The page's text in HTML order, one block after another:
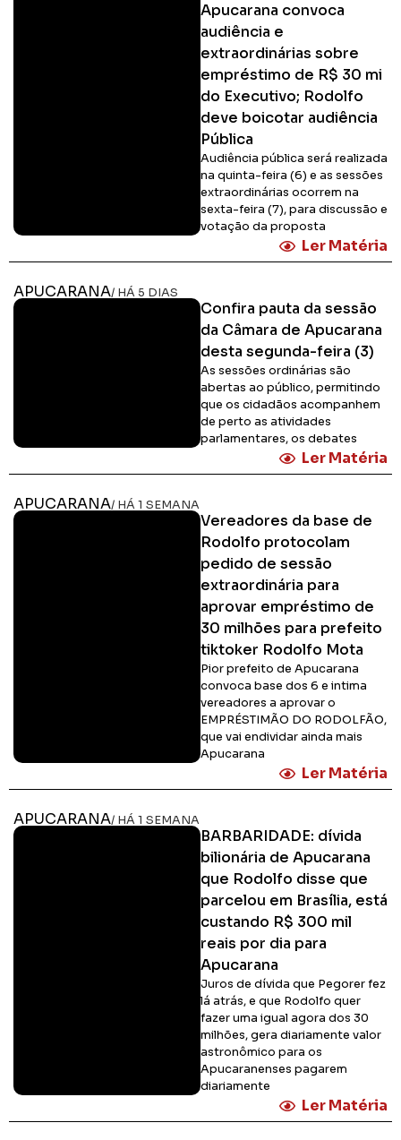
Apucarana convoca
audiência e
extraordinárias sobre
empréstimo de R$ 30 mi
do Executivo; Rodolfo
deve boicotar audiência
Pública
Audiência pública será realizada
na quinta-feira (6) e as sessões
extraordinárias ocorrem na
sexta-feira (7), para discussão e
votação da proposta
Ler Matéria
APUCARANA/ HÁ 5 DIAS
Confira pauta da sessão
da Câmara de Apucarana
desta segunda-feira (3)
As sessões ordinárias são
abertas ao público, permitindo
que os cidadãos acompanhem
de perto as atividades
parlamentares, os debates
Ler Matéria
APUCARANA/ HÁ 1 SEMANA
Vereadores da base de
Rodolfo protocolam
pedido de sessão
extraordinária para
aprovar empréstimo de
30 milhões para prefeito
tiktoker Rodolfo Mota
Pior prefeito de Apucarana
convoca base dos 6 e intima
vereadores a aprovar o
EMPRÉSTIMÃO DO RODOLFÃO,
que vai endividar ainda mais
Apucarana
Ler Matéria
APUCARANA/ HÁ 1 SEMANA
BARBARIDADE: dívida
bilionária de Apucarana
que Rodolfo disse que
parcelou em Brasília, está
custando R$ 300 mil
reais por dia para
Apucarana
Juros de dívida que Pegorer fez
lá atrás, e que Rodolfo quer
fazer uma igual agora dos 30
milhões, gera diariamente valor
astronômico para os
Apucaranenses pagarem
diariamente
Ler Matéria